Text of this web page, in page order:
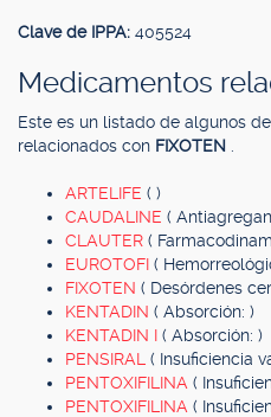
Clave de IPPA: 405524
Medicamentos
Este es un listado de algunos
relacionados con FIXOTEN
ARTELIFE ( )
CAUDALINE (
CLAUTER (
EUROTOFI (
FIXOTEN ( Desórdenes
KENTADIN ( Absorción: )
KENTADIN I ( Absorción: )
PENSIRAL ( Insuficiencia
PENTOXIFILINA (
PENTOXIFILINA (